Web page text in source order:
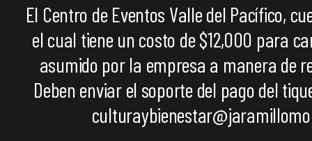
El Centro de Eventos Valle del Pacífico,
el cual tiene un costo de $12,000 para
asumido por la empresa a manera de
Deben enviar el soporte del pago del